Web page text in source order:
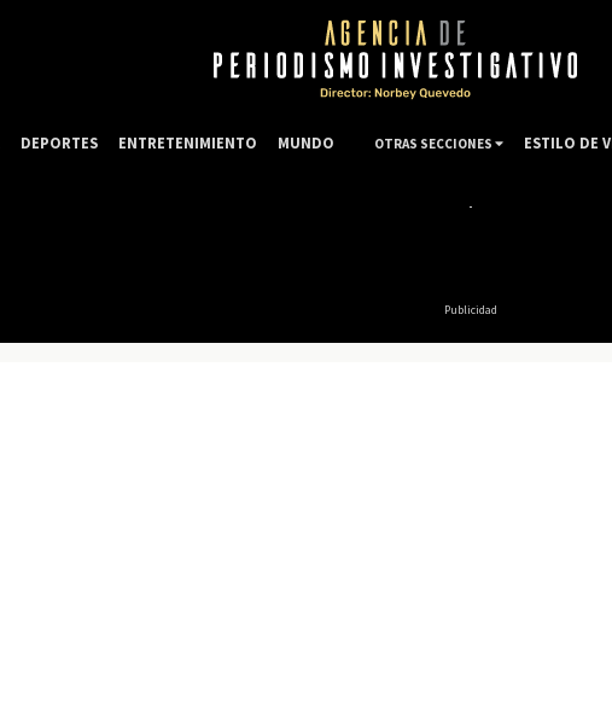
Publicidad
DEPORTES ENTRETENIMIENTO MUNDO OTRAS SECCIONES ESTILO DE